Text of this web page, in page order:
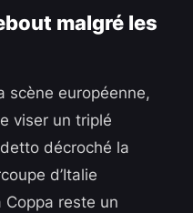
malgré les
scène européenne,
viser un triplé
décroché la
d’Italie
reste un